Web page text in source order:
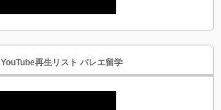
YouTube再生リスト バレエ留学